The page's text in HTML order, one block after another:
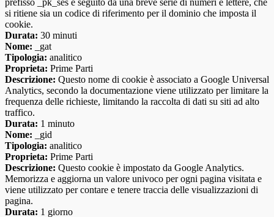
prefisso _pk_ses è seguito da una breve serie di numeri e lettere, che
si ritiene sia un codice di riferimento per il dominio che imposta il
cookie.
Durata: 30 minuti
Nome: _gat
Tipologia: analitico
Proprieta: Prime Parti
Descrizione: Questo nome di cookie è associato a Google Universal
Analytics, secondo la documentazione viene utilizzato per limitare la
frequenza delle richieste, limitando la raccolta di dati su siti ad alto
traffico.
Durata: 1 minuto
Nome: _gid
Tipologia: analitico
Proprieta: Prime Parti
Descrizione: Questo cookie è impostato da Google Analytics.
Memorizza e aggiorna un valore univoco per ogni pagina visitata e
viene utilizzato per contare e tenere traccia delle visualizzazioni di
pagina.
Durata: 1 giorno